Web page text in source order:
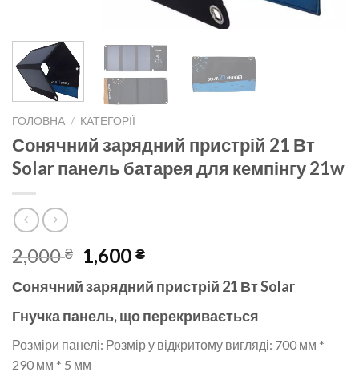
ГОЛОВНА / КАТЕГОРІЇ
Сонячний зарядний пристрій 21 Вт
Solar панель батарея для кемпінгу 21w
2,000₴
Оригінальна
ціна:
2,000 ₴.
1,600₴Поточна
1,600 ₴.
Сонячний зарядний пристрій 21 Вт Solar
Гнучка панель, що перекривається
Розміри панелі: Розмір у відкритому вигляді: 700 мм *
290 мм * 5 мм